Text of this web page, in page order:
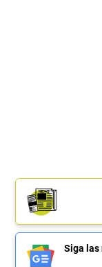
Siga las